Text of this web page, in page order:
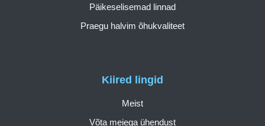
Kiired lingid
Meist
Võta meiega ühendust
Päikeselisemad linnad
Praegu halvim õhukvaliteet